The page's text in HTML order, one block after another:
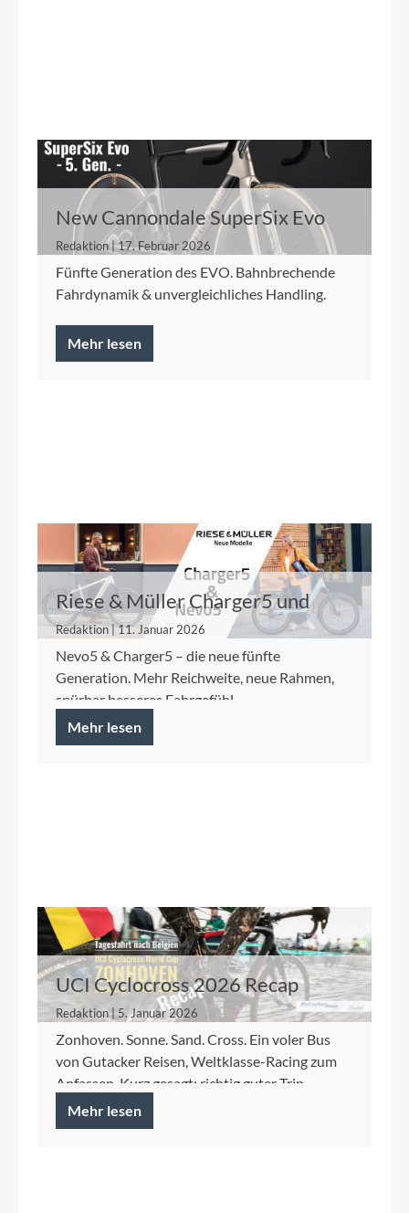
New Cannondale SuperSix Evo
Redaktion | 17. Februar 2026
Fünfte Generation des EVO. Bahnbrechende
Fahrdynamik & unvergleichliches Handling.
Mehr lesen
Riese & Müller Charger5 und
Nevo5
Redaktion | 11. Januar 2026
Nevo5 & Charger5 – die neue fünfte
Generation. Mehr Reichweite, neue Rahmen,
spürbar besseres Fahrgefühl.
Mehr lesen
UCI Cyclocross 2026 Recap
Redaktion | 5. Januar 2026
Zonhoven. Sonne. Sand. Cross. Ein voler Bus
von Gutacker Reisen, Weltklasse-Racing zum
Anfassen. Kurz gesagt: richtig guter Trip.
Mehr lesen